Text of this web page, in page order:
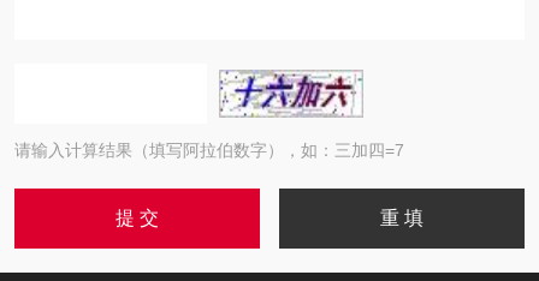
请输入计算结果（填写阿拉伯数字），如：三加四=7